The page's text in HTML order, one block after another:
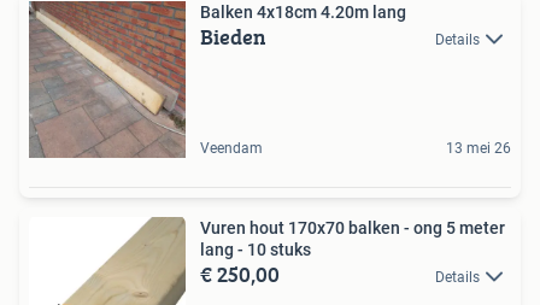
Balken 4x18cm 4.20m lang
Bieden Details
Veendam 13 mei 26
Vuren hout 170x70 balken - ong 5 meter
lang - 10 stuks
€ 250,00 Details